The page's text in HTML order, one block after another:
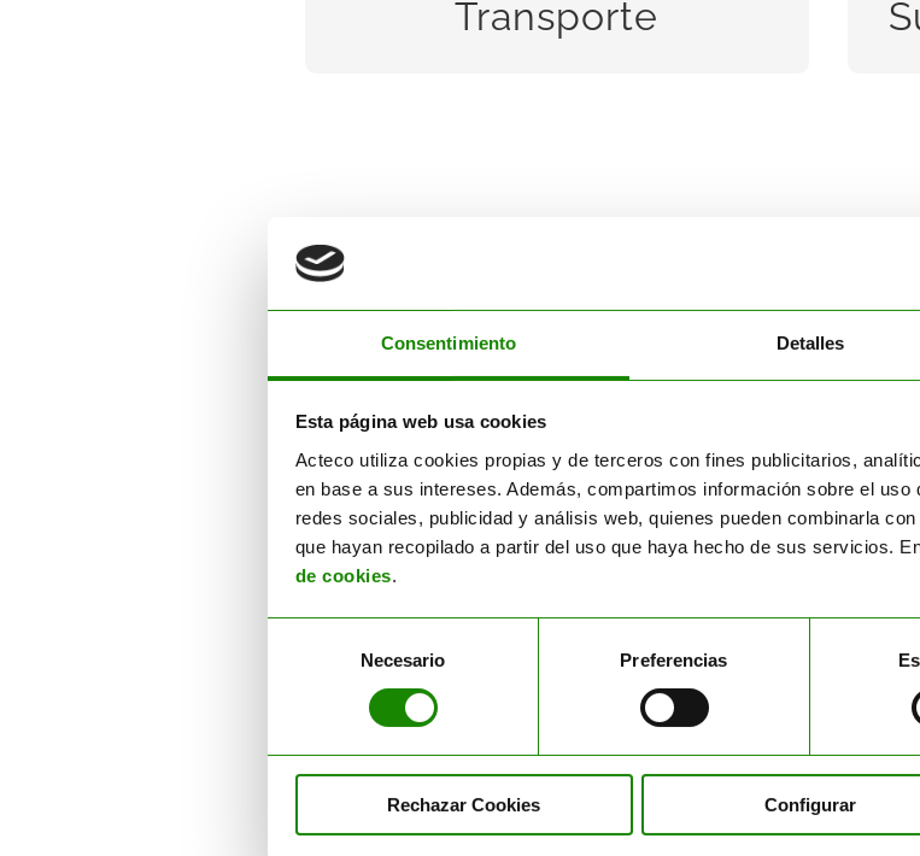
Consentimiento Detalles
Esta página web usa cookies
Acteco utiliza cookies propias y de terceros con fines publicitarios,
en base a sus intereses. Además, compartimos información sobre el
redes sociales, publicidad y análisis web, quienes pueden combinarla
que hayan recopilado a partir del uso que haya hecho de sus servicios.
de cookies.
consentimiento
Necesario Preferencias
Rechazar Cookies Configurar
Transporte
SABER MÁS
Consultoría
de consultoría y asesoramiento
medioambiental.
Reciclado
Realizamos reciclado
envases de plásticos y
SABER MÁS
Transporte
contamos con sistemas logísticos ADR.